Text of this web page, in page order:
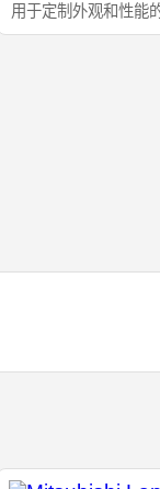
用于定制外观和性能